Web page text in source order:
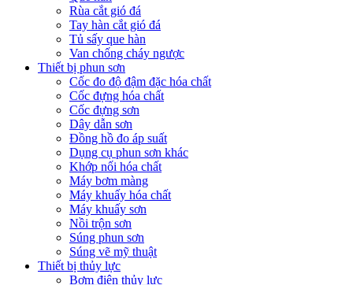
Rùa cắt gió đá
Tay hàn cắt gió đá
Tủ sấy que hàn
Van chống cháy ngược
Thiết bị phun sơn
Cốc đo độ đậm đặc hóa chất
Cốc đựng hóa chất
Cốc đựng sơn
Dây dẫn sơn
Đồng hồ đo áp suất
Dụng cụ phun sơn khác
Khớp nối hóa chất
Máy bơm màng
Máy khuấy hóa chất
Máy khuấy sơn
Nồi trộn sơn
Súng phun sơn
Súng vẽ mỹ thuật
Thiết bị thủy lực
Bơm điện thủy lực